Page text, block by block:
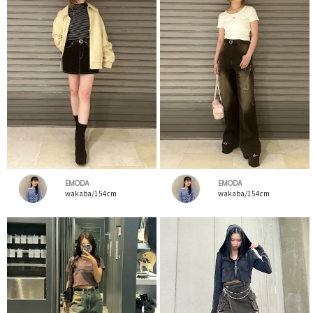
EMODA
wakaba/154cm
EMODA
wakaba/154cm